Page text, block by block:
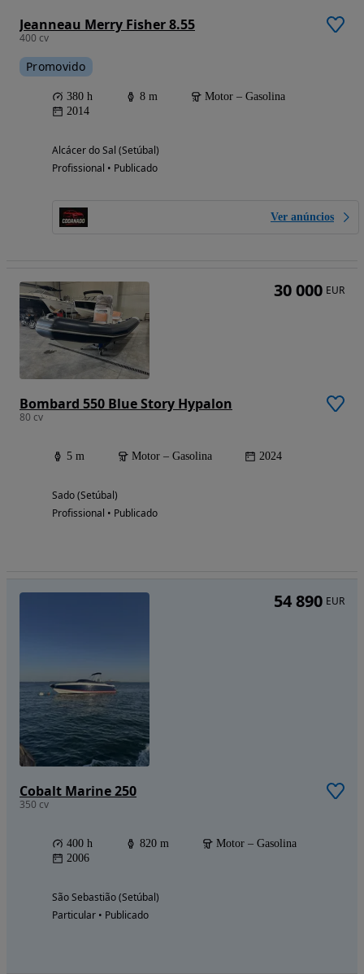
Jeanneau Merry Fisher 8.55
400 cv
Promovido
380 h 8 m
Motor – Gasolina
2014
Alcácer do Sal (Setúbal)
Profissional • Publicado
Ver anúncios
Bombard 550 Blue Story Hypalon
80 cv
5 m Motor – Gasolina 2024
Sado (Setúbal)
Profissional • Publicado
30 000 EUR
Cobalt Marine 250
350 cv
400 h 820 m
Motor – Gasolina
2006
São Sebastião (Setúbal)
Particular • Publicado
54 890 EUR